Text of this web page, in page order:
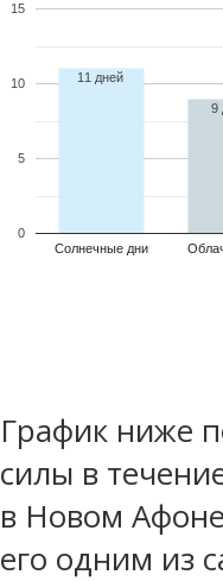
Солнечные дни
0
5
10
15
11 дней
9
График ниже
силы в
в Новом
его одним из